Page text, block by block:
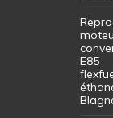
E85